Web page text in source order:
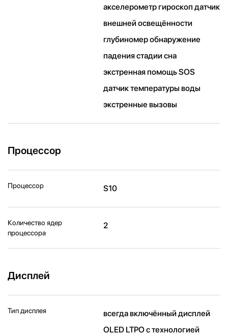
акселерометр гироскоп датчик
внешней освещённости
глубиномер обнаружение
падения стадии сна
экстренная помощь SOS
датчик температуры воды
экстренные вызовы
Процессор
Процессор S10
Количество ядер
процессора
2
Дисплей
Тип дисплея
всегда включённый дисплей
OLED LTPO с технологией